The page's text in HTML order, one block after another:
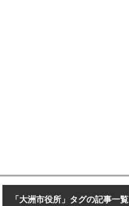
「大洲市役所」タグの記事一覧